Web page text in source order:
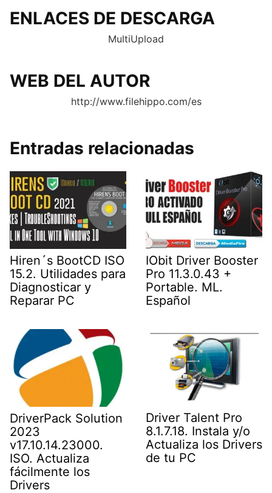
ENLACES DE DESCARGA
MultiUpload
WEB DEL AUTOR
http://www.filehippo.com/es
Entradas relacionadas
Hiren´s BootCD ISO
15.2. Utilidades para
Diagnosticar y
Reparar PC
IObit Driver Booster
Pro 11.3.0.43 +
Portable. ML.
Español
DriverPack Solution
2023
v17.10.14.23000.
ISO. Actualiza
fácilmente los
Drivers
Driver Talent Pro
8.1.7.18. Instala y/o
Actualiza los Drivers
de tu PC